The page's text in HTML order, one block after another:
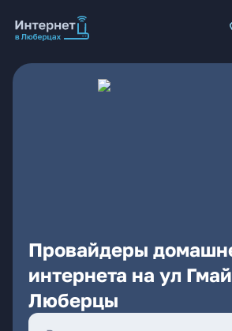
Провайдеры
интернета на ул
Люберцы